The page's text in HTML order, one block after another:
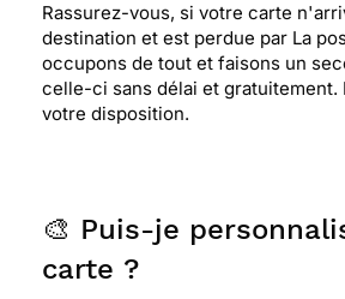
Rassurez-vous, si votre carte
destination et est perdue par La
occupons de tout et faisons un
celle-ci sans délai et gratuitement.
votre disposition.
🎨 Puis-je
carte ?